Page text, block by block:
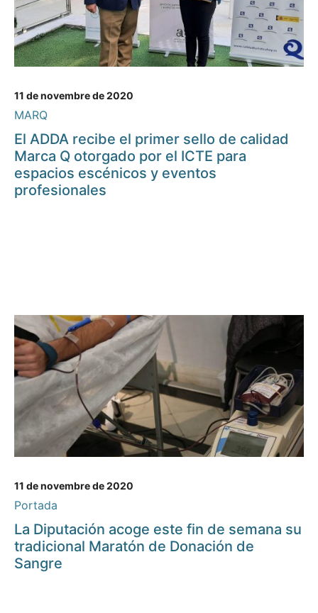
11 de novembre de 2020
MARQ
El ADDA recibe el primer sello de calidad
Marca Q otorgado por el ICTE para
espacios escénicos y eventos
profesionales
11 de novembre de 2020
Portada
La Diputación acoge este fin de semana su
tradicional Maratón de Donación de
Sangre